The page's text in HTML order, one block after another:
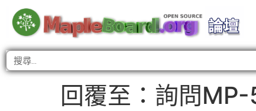
回覆至：詢問